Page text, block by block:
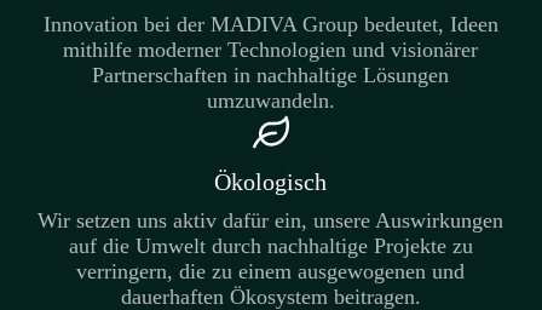
Innovation bei der MADIVA Group bedeutet, Ideen
mithilfe moderner Technologien und visionärer
Partnerschaften in nachhaltige Lösungen
umzuwandeln.
Ökologisch
Wir setzen uns aktiv dafür ein, unsere Auswirkungen
auf die Umwelt durch nachhaltige Projekte zu
verringern, die zu einem ausgewogenen und
dauerhaften Ökosystem beitragen.